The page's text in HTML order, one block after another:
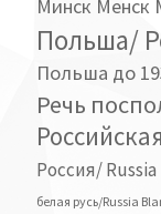
Минск Менск
Польша/
Польша до
Речь
Россия/ Russia
белая русь/Russia